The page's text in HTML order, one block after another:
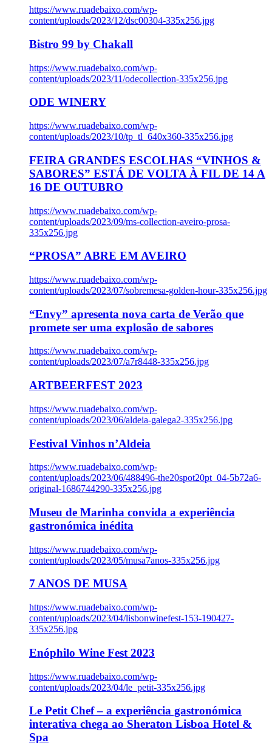
https://www.ruadebaixo.com/wp-
content/uploads/2023/12/dsc00304-335x256.jpg
Bistro 99 by Chakall
https://www.ruadebaixo.com/wp-
content/uploads/2023/11/odecollection-335x256.jpg
ODE WINERY
https://www.ruadebaixo.com/wp-
content/uploads/2023/10/tp_tl_640x360-335x256.jpg
FEIRA GRANDES ESCOLHAS “VINHOS &
SABORES” ESTÁ DE VOLTA À FIL DE 14 A
16 DE OUTUBRO
https://www.ruadebaixo.com/wp-
content/uploads/2023/09/ms-collection-aveiro-prosa-
335x256.jpg
“PROSA” ABRE EM AVEIRO
https://www.ruadebaixo.com/wp-
content/uploads/2023/07/sobremesa-golden-hour-335x256.jpg
“Envy” apresenta nova carta de Verão que
promete ser uma explosão de sabores
https://www.ruadebaixo.com/wp-
content/uploads/2023/07/a7r8448-335x256.jpg
ARTBEERFEST 2023
https://www.ruadebaixo.com/wp-
content/uploads/2023/06/aldeia-galega2-335x256.jpg
Festival Vinhos n’Aldeia
https://www.ruadebaixo.com/wp-
content/uploads/2023/06/488496-the20spot20pt_04-5b72a6-
original-1686744290-335x256.jpg
Museu de Marinha convida a experiência
gastronómica inédita
https://www.ruadebaixo.com/wp-
content/uploads/2023/05/musa7anos-335x256.jpg
7 ANOS DE MUSA
https://www.ruadebaixo.com/wp-
content/uploads/2023/04/lisbonwinefest-153-190427-
335x256.jpg
Enóphilo Wine Fest 2023
https://www.ruadebaixo.com/wp-
content/uploads/2023/04/le_petit-335x256.jpg
Le Petit Chef – a experiência gastronómica
interativa chega ao Sheraton Lisboa Hotel &
Spa